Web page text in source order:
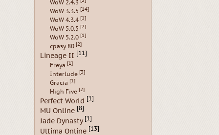
WoW 2.4.3
WoW 3.3.5 [14]
WoW 4.3.4 [1]
WoW 5.0.5 [2]
WoW 5.2.0 [1]
сразу 80 [2]
Lineage II [11]
Freya [1]
Interlude [3]
Gracia [1]
High Five [2]
Perfect World [1]
MU Online [8]
Jade Dynasty [1]
Ultima Online [13]